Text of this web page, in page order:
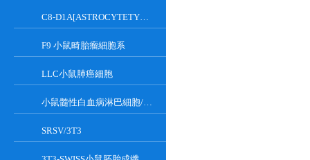
C8-D1A[ASTROCYTETYPEICLONE]小鼠小腦細胞
F9 小鼠畸胎瘤細胞系
LLC小鼠肺癌細胞
小鼠髓性白血病淋巴細胞/小鼠白血病G-CSF依賴性細胞
SRSV/3T3